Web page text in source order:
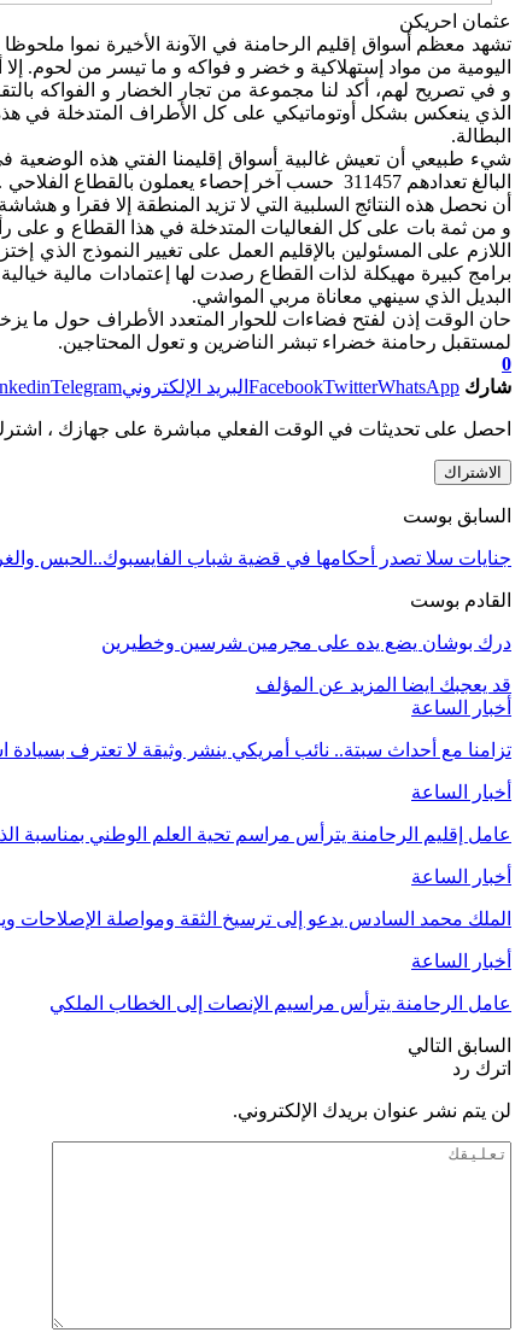
عثمان احريكن
تشهد معظم أسواق إقليم الرحامنة في الآونة الأخيرة نموا ملحوظا
اليومية من مواد إستهلاكية و خضر و فواكه و ما تيسر من لحوم.
و في تصريح لهم، أكد لنا مجموعة من تجار الخضار و الفواكه
الذي ينعكس بشكل أوتوماتيكي على كل الأطراف المتدخلة في
البطالة.
شيء طبيعي أن تعيش غالبية أسواق إقليمنا الفتي هذه
البالغ تعدادهم 311457 حسب آخر إحصاء يعملون
أن نحصل هذه النتائج السلبية التي لا تزيد المنطقة إلا فقرا و
و من ثمة بات على كل الفعاليات المتدخلة في هذا القطاع و على
اللازم على المسئولين بالإقليم العمل على تغيير النموذج الذي
برامج كبيرة مهيكلة لذات القطاع رصدت لها إعتمادات مالية
البديل الذي سينهي معاناة مربي المواشي.
حان الوقت إذن لفتح فضاءات للحوار المتعدد الأطراف حول ما
لمستقبل رحامنة خضراء تبشر الناضرين و تعول المحتاجين.
0
شارك
FacebookTwitterWhatsApp البريد الإلكترونيTelegram
احصل على تحديثات في الوقت الفعلي مباشرة على جهازك ،
الاشتراك
السابق بوست
جنايات سلا تصدر أحكامها في قضية شباب الفايسبوك..الحبس
القادم بوست
درك بوشان يضع يده على مجرمين شرسين وخطيرين
قد يعجبك ايضا المزيد عن المؤلف
أخبار الساعة
تزامنا مع أحداث سبتة.. نائب أمريكي ينشر وثيقة لا تعترف بسيادة
أخبار الساعة
عامل إقليم الرحامنة يترأس مراسم تحية العلم الوطني بمناسبة
أخبار الساعة
الملك محمد السادس يدعو إلى ترسيخ الثقة ومواصلة
أخبار الساعة
عامل الرحامنة يترأس مراسيم الإنصات إلى الخطاب الملكي
السابق التالي
اترك رد
لن يتم نشر عنوان بريدك الإلكتروني.